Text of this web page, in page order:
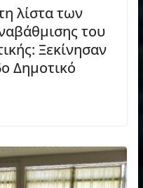
λίστα των
του
Ξεκίνησαν
Δημοτικό